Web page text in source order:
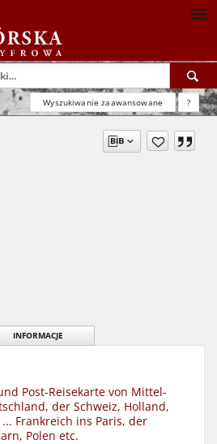
Wyszukiwanie zaawansowane ?
INFORMACJE
Post-Reisekarte von Mittel-
der Schweiz, Holland,
Frankreich ins Paris, der
Polen etc.